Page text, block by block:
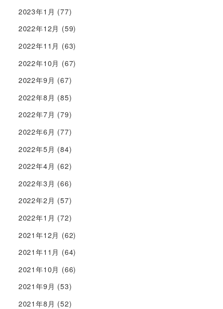
2023年1月 (77)
2022年12月 (59)
2022年11月 (63)
2022年10月 (67)
2022年9月 (67)
2022年8月 (85)
2022年7月 (79)
2022年6月 (77)
2022年5月 (84)
2022年4月 (62)
2022年3月 (66)
2022年2月 (57)
2022年1月 (72)
2021年12月 (62)
2021年11月 (64)
2021年10月 (66)
2021年9月 (53)
2021年8月 (52)